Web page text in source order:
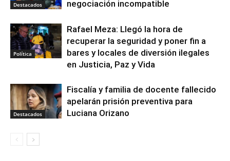
Destacados
negociación incompatible
Política
Rafael Meza: Llegó la hora de
recuperar la seguridad y poner fin a
bares y locales de diversión ilegales
en Justicia, Paz y Vida
Destacados
Fiscalía y familia de docente fallecido
apelarán prisión preventiva para
Luciana Orizano